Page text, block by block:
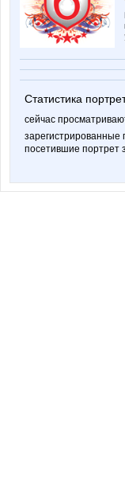
Статистика
сейчас
зарегистрированные
посетившие портрет